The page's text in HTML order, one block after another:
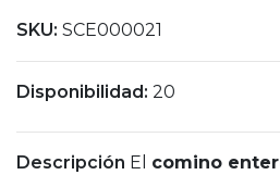
SKU: SCE000021
Disponibilidad: 20
Descripción El comino